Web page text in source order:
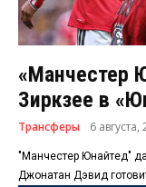
«Манчестер
Зиркзее в
Трансферы 6
"Манчестер Юнайтед"
Джонатан Дэвид